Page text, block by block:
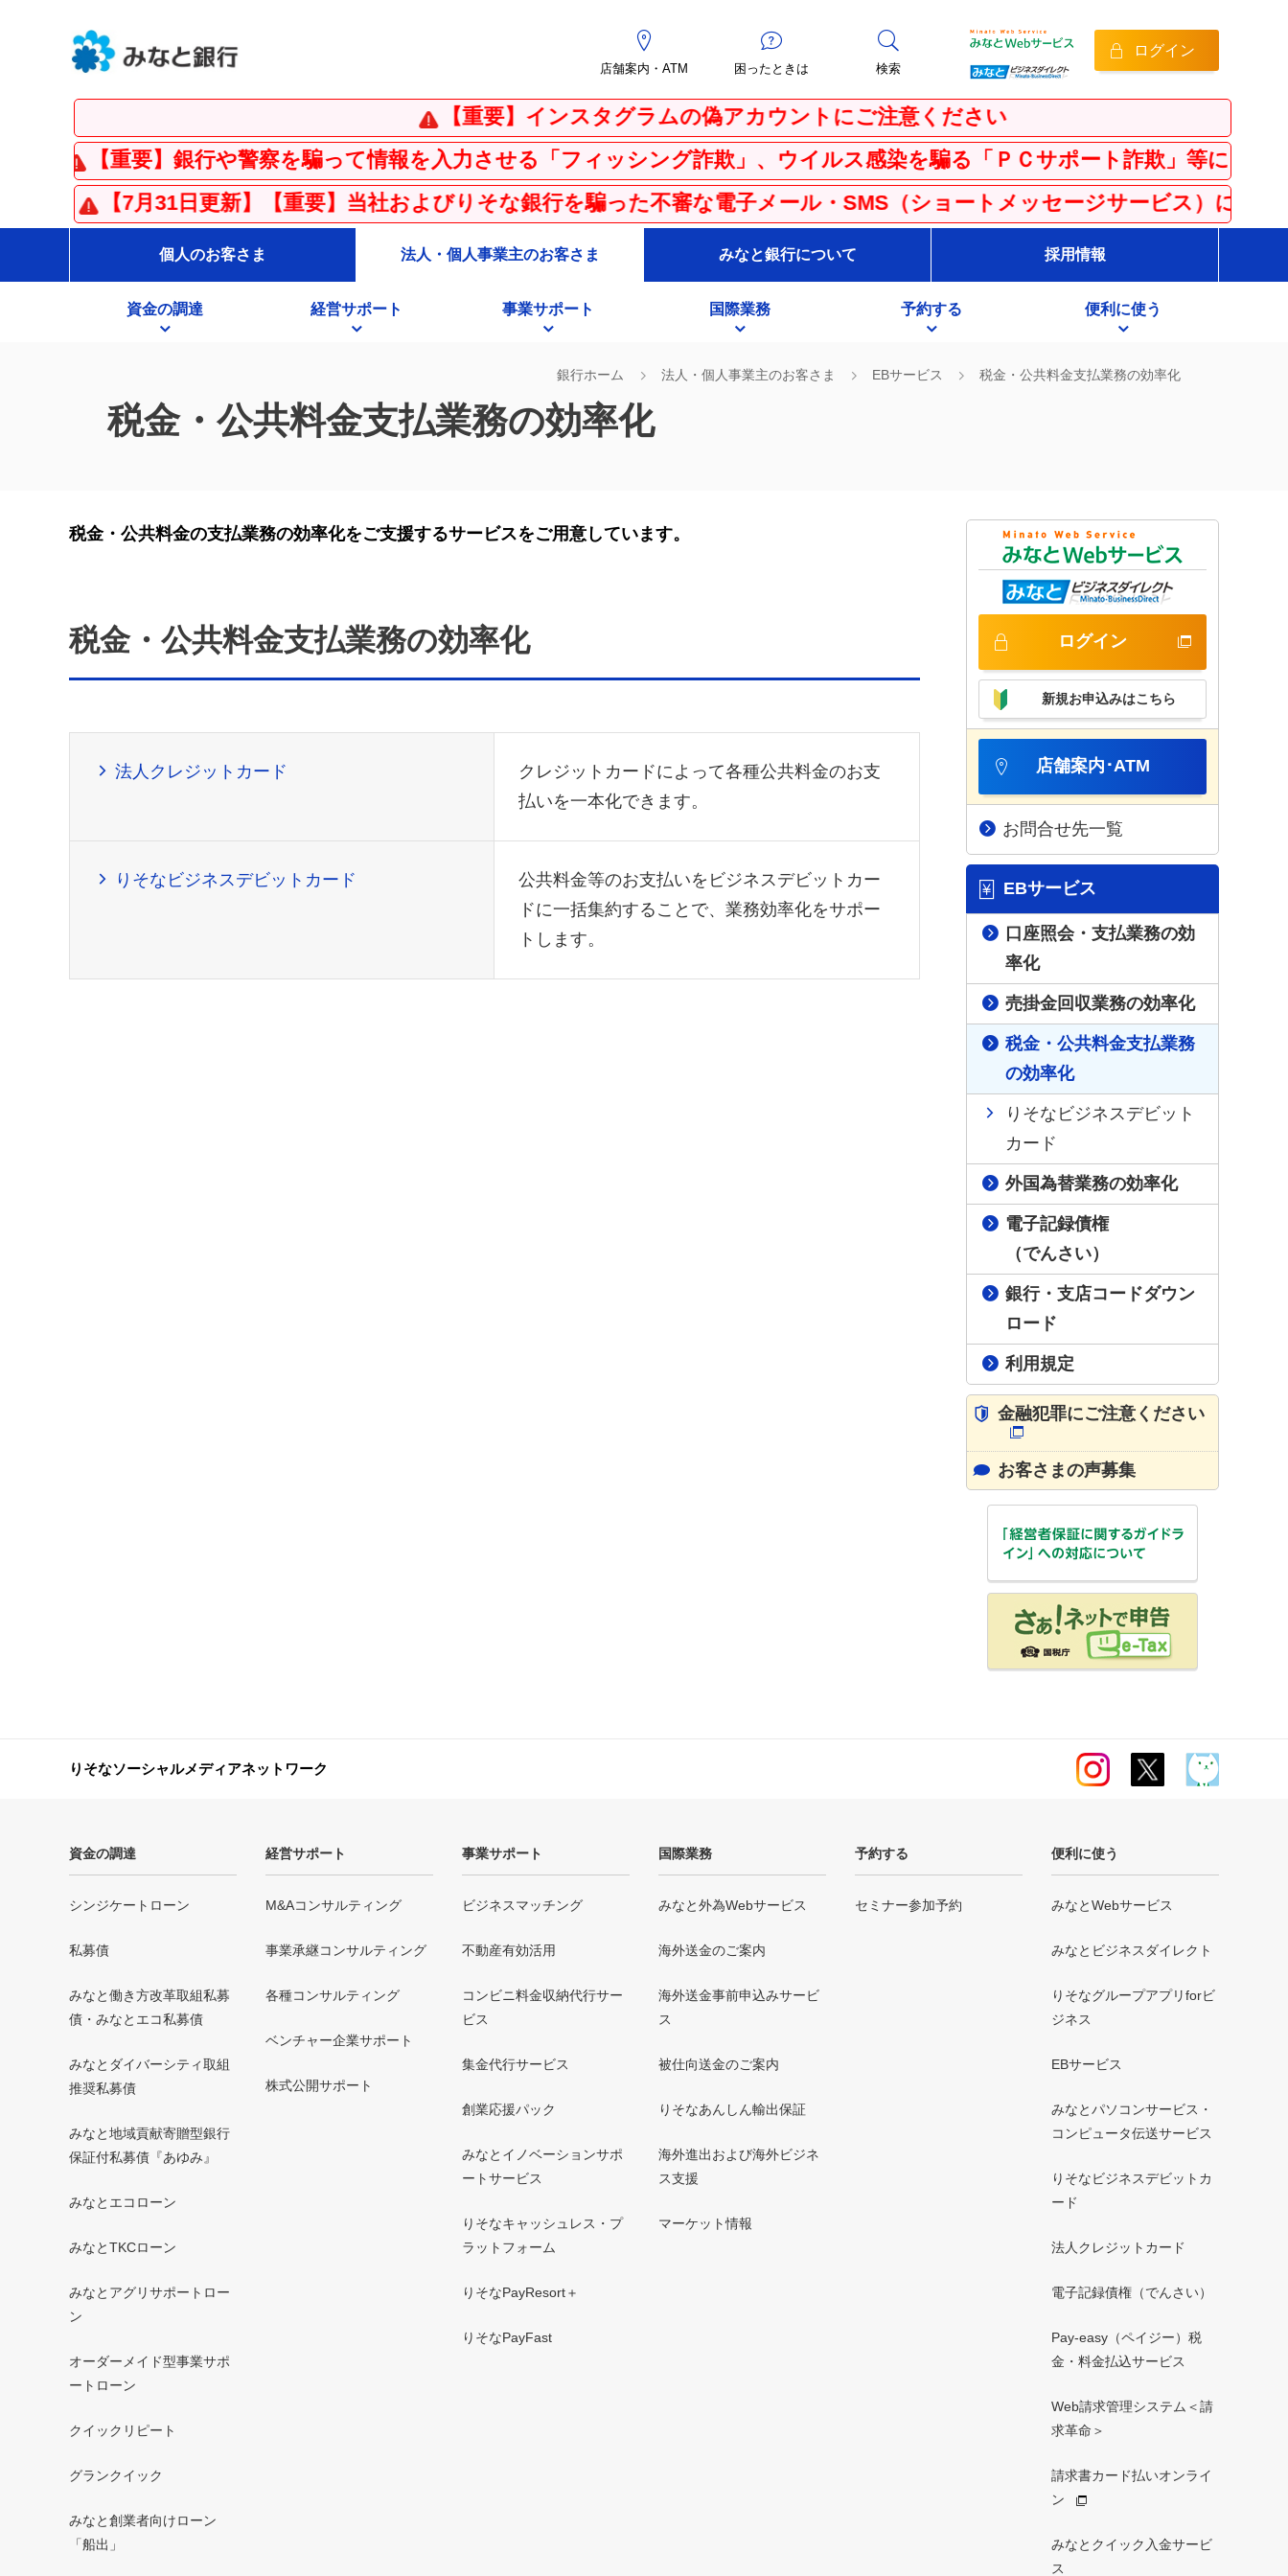
店舗案内・ATM 困ったときは 検索
ログイン
【重要】インスタグラムの偽アカウントにご注意ください
要】銀行や警察を騙って情報を入力させる「フィッシング詐欺」、ウイルス感染を騙る「ＰＣサポート詐欺」等にご注意ください
7月31日更新】【重要】当社およびりそな銀行を騙った不審な電子メール・SMS（ショートメッセージサービス）にご注意ください
個人のお客さま 法人・個人事業主のお客さま みなと銀行について 採用情報
資金の調達 経営サポート 事業サポート 国際業務 予約する 便利に使う
銀行ホーム 法人・個人事業主のお客さま EBサービス 税金・公共料金支払業務の効率化
税金・公共料金支払業務の効率化
税金・公共料金の支払業務の効率化をご支援するサービスをご用意しています。
税金・公共料金支払業務の効率化
法人クレジットカード
クレジットカードによって各種公共料金のお支
払いを一本化できます。
りそなビジネスデビットカード
公共料金等のお支払いをビジネスデビットカー
ドに一括集約することで、業務効率化をサポー
トします。
ログイン
新規お申込みはこちら
店舗案内･ATM
お問合せ先一覧
EBサービス
口座照会・支払業務の効
率化
売掛金回収業務の効率化
税金・公共料金支払業務
の効率化
りそなビジネスデビット
カード
外国為替業務の効率化
電子記録債権
（でんさい）
銀行・支店コードダウン
ロード
利用規定
金融犯罪にご注意ください
お客さまの声募集
りそなソーシャルメディアネットワーク
資金の調達
シンジケートローン
私募債
みなと働き方改革取組私募
債・みなとエコ私募債
みなとダイバーシティ取組
推奨私募債
みなと地域貢献寄贈型銀行
保証付私募債『あゆみ』
みなとエコローン
みなとTKCローン
みなとアグリサポートロー
ン
オーダーメイド型事業サポ
ートローン
クイックリピート
グランクイック
みなと創業者向けローン
「船出」
経営サポート
M&Aコンサルティング
事業承継コンサルティング
各種コンサルティング
ベンチャー企業サポート
株式公開サポート
事業サポート
ビジネスマッチング
不動産有効活用
コンビニ料金収納代行サー
ビス
集金代行サービス
創業応援パック
みなとイノベーションサポ
ートサービス
りそなキャッシュレス・プ
ラットフォーム
りそなPayResort＋
りそなPayFast
国際業務
みなと外為Webサービス
海外送金のご案内
海外送金事前申込みサービ
ス
被仕向送金のご案内
りそなあんしん輸出保証
海外進出および海外ビジネ
ス支援
マーケット情報
予約する
セミナー参加予約
便利に使う
みなとWebサービス
みなとビジネスダイレクト
りそなグループアプリforビ
ジネス
EBサービス
みなとパソコンサービス・
コンピュータ伝送サービス
りそなビジネスデビットカ
ード
法人クレジットカード
電子記録債権（でんさい）
Pay-easy（ペイジー）税
金・料金払込サービス
Web請求管理システム＜請
求革命＞
請求書カード払いオンライ
ン
みなとクイック入金サービ
ス